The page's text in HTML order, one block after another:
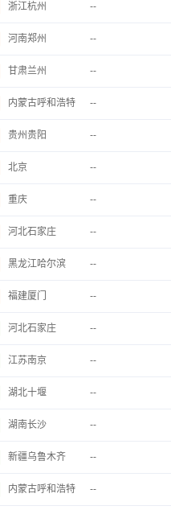
浙江杭州 --
河南郑州 --
甘肃兰州 --
内蒙古呼和浩特 --
贵州贵阳 --
北京 --
重庆 --
河北石家庄 --
黑龙江哈尔滨 --
福建厦门 --
河北石家庄 --
江苏南京 --
湖北十堰 --
湖南长沙 --
新疆乌鲁木齐 --
内蒙古呼和浩特 --